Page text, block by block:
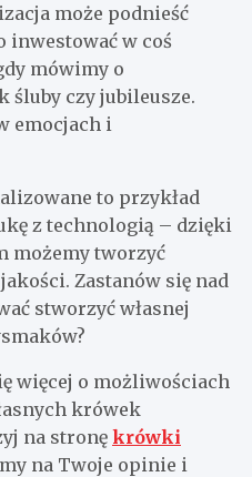
może podnieść
w coś
mówimy o
śluby czy jubileusze.
emocjach i
to przykład
z technologią – dzięki
możemy tworzyć
Zastanów się nad
stworzyć własnej
więcej o możliwościach
krówek
na stronę krówki
na Twoje opinie i